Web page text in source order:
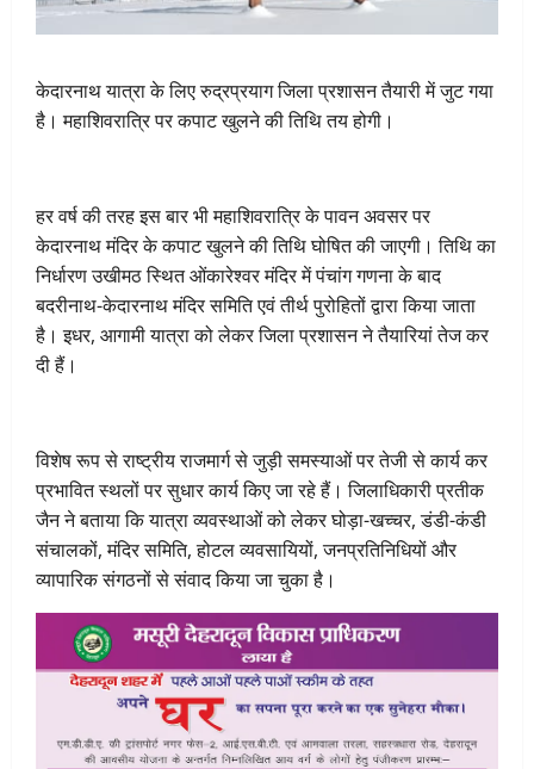
केदारनाथ यात्रा के लिए रुद्रप्रयाग जिला प्रशासन तैयारी में जुट गया
है। महाशिवरात्रि पर कपाट खुलने की तिथि तय होगी।
हर वर्ष की तरह इस बार भी महाशिवरात्रि के पावन अवसर पर
केदारनाथ मंदिर के कपाट खुलने की तिथि घोषित की जाएगी। तिथि का
निर्धारण उखीमठ स्थित ओंकारेश्वर मंदिर में पंचांग गणना के बाद
बदरीनाथ-केदारनाथ मंदिर समिति एवं तीर्थ पुरोहितों द्वारा किया जाता
है। इधर, आगामी यात्रा को लेकर जिला प्रशासन ने तैयारियां तेज कर
दी हैं।
विशेष रूप से राष्ट्रीय राजमार्ग से जुड़ी समस्याओं पर तेजी से कार्य कर
प्रभावित स्थलों पर सुधार कार्य किए जा रहे हैं। जिलाधिकारी प्रतीक
जैन ने बताया कि यात्रा व्यवस्थाओं को लेकर घोड़ा-खच्चर, डंडी-कंडी
संचालकों, मंदिर समिति, होटल व्यवसायियों, जनप्रतिनिधियों और
व्यापारिक संगठनों से संवाद किया जा चुका है।